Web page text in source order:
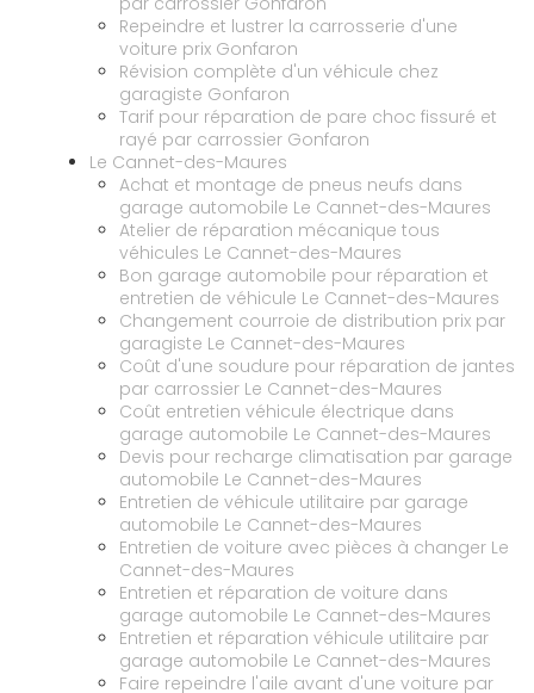
Repeindre et lustrer la carrosserie d'une
voiture prix Gonfaron
Révision complète d'un véhicule chez
garagiste Gonfaron
Tarif pour réparation de pare choc fissuré et
rayé par carrossier Gonfaron
Le Cannet-des-Maures
Achat et montage de pneus neufs dans
garage automobile Le Cannet-des-Maures
Atelier de réparation mécanique tous
véhicules Le Cannet-des-Maures
Bon garage automobile pour réparation et
entretien de véhicule Le Cannet-des-Maures
Changement courroie de distribution prix par
garagiste Le Cannet-des-Maures
Coût d'une soudure pour réparation de jantes
par carrossier Le Cannet-des-Maures
Coût entretien véhicule électrique dans
garage automobile Le Cannet-des-Maures
Devis pour recharge climatisation par garage
automobile Le Cannet-des-Maures
Entretien de véhicule utilitaire par garage
automobile Le Cannet-des-Maures
Entretien de voiture avec pièces à changer Le
Cannet-des-Maures
Entretien et réparation de voiture dans
garage automobile Le Cannet-des-Maures
Entretien et réparation véhicule utilitaire par
garage automobile Le Cannet-des-Maures
Faire repeindre l'aile avant d'une voiture par